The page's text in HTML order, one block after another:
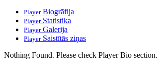
PlayerBiogrāfija
PlayerStatistika
PlayerGalerija
PlayerSaistītās ziņas
Nothing Found. Please check Player Bio section.